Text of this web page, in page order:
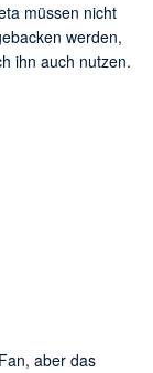
müssen nicht
werden,
ihn auch nutzen.
aber das